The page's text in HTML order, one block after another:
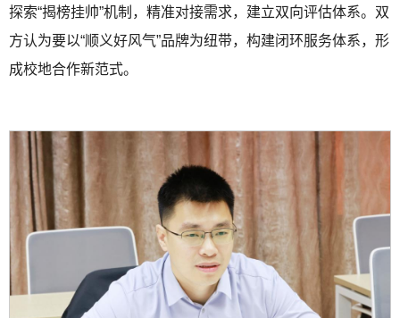
探索“揭榜挂帅”机制，精准对接需求，建立双向评估体系。双
方认为要以“顺义好风气”品牌为纽带，构建闭环服务体系，形
成校地合作新范式。